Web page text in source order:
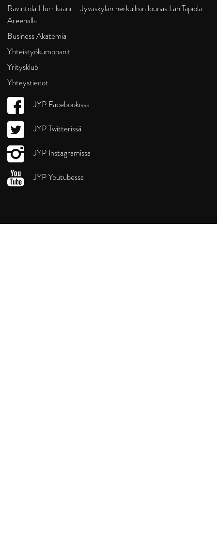
Ravintola Hurrikaani – Jyväskylän herkullisin lounas LähiTapiola
Areenalla
Business Akatemia
Yhteistyökumppanit
Yritysklubi
Yhteystiedot
JYP Facebookissa
JYP Twitterissä
JYP Instagramissa
JYP Youtubessa